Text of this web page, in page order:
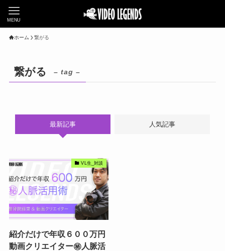
MENU
ホーム 繋がる
繋がる – tag –
最新記事 人気記事
VL生_対談
紹介だけで年収６００万円
動画クリエイター㊙︎人脈活